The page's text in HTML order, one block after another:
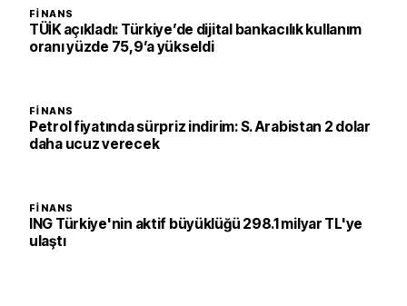
FINANS
TÜİK açıkladı: Türkiye’de dijital bankacılık kullanım
oranı yüzde 75,9’a yükseldi
FINANS
Petrol fiyatında sürpriz indirim: S. Arabistan 2 dolar
daha ucuz verecek
FINANS
ING Türkiye'nin aktif büyüklüğü 298.1 milyar TL'ye
ulaştı